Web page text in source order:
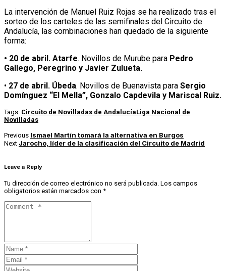
La intervención de Manuel Ruiz Rojas se ha realizado tras el
sorteo de los carteles de las semifinales del Circuito de
Andalucía, las combinaciones han quedado de la siguiente
forma:
• 20 de abril. Atarfe. Novillos de Murube para Pedro
Gallego, Peregrino y Javier Zulueta.
• 27 de abril. Úbeda. Novillos de Buenavista para Sergio
Domínguez “El Mella”, Gonzalo Capdevila y Mariscal Ruiz.
Tags: Circuito de Novilladas de AndalucíaLiga Nacional de
Novilladas
Previous Ismael Martín tomará la alternativa en Burgos
Next Jarocho, líder de la clasificación del Circuito de Madrid
Leave a Reply
Tu dirección de correo electrónico no será publicada. Los campos
obligatorios están marcados con *